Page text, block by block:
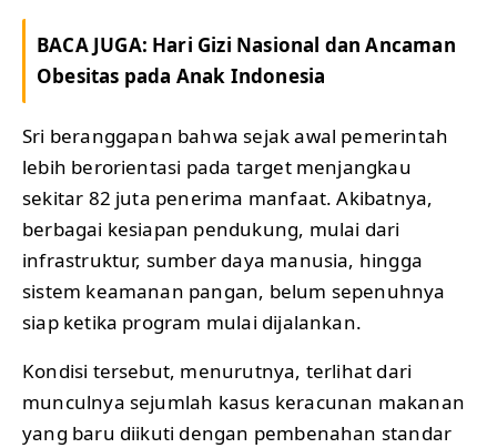
BACA JUGA: Hari Gizi Nasional dan Ancaman
Obesitas pada Anak Indonesia
Sri beranggapan bahwa sejak awal pemerintah
lebih berorientasi pada target menjangkau
sekitar 82 juta penerima manfaat. Akibatnya,
berbagai kesiapan pendukung, mulai dari
infrastruktur, sumber daya manusia, hingga
sistem keamanan pangan, belum sepenuhnya
siap ketika program mulai dijalankan.
Kondisi tersebut, menurutnya, terlihat dari
munculnya sejumlah kasus keracunan makanan
yang baru diikuti dengan pembenahan standar